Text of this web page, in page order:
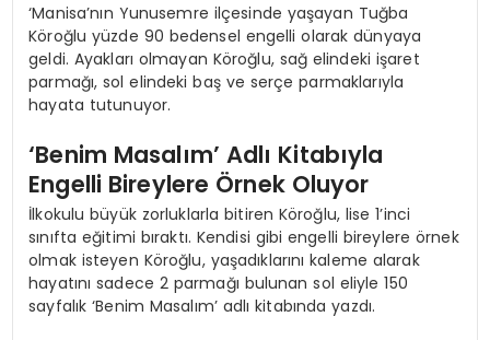
‘Manisa’nın Yunusemre ilçesinde yaşayan Tuğba
Köroğlu yüzde 90 bedensel engelli olarak dünyaya
geldi. Ayakları olmayan Köroğlu, sağ elindeki işaret
parmağı, sol elindeki baş ve serçe parmaklarıyla
hayata tutunuyor.
‘Benim Masalım’ Adlı Kitabıyla
Engelli Bireylere Örnek Oluyor
İlkokulu büyük zorluklarla bitiren Köroğlu, lise 1’inci
sınıfta eğitimi bıraktı. Kendisi gibi engelli bireylere örnek
olmak isteyen Köroğlu, yaşadıklarını kaleme alarak
hayatını sadece 2 parmağı bulunan sol eliyle 150
sayfalık ‘Benim Masalım’ adlı kitabında yazdı.